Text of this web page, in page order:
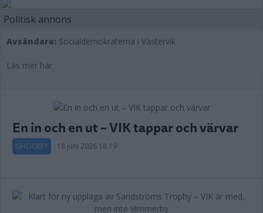
Politisk annons
Avsändare: Socialdemokraterna i Västervik
Läs mer här
En in och en ut – VIK tappar och värvar
ISHOCKEY 18 juni 2026 18.19